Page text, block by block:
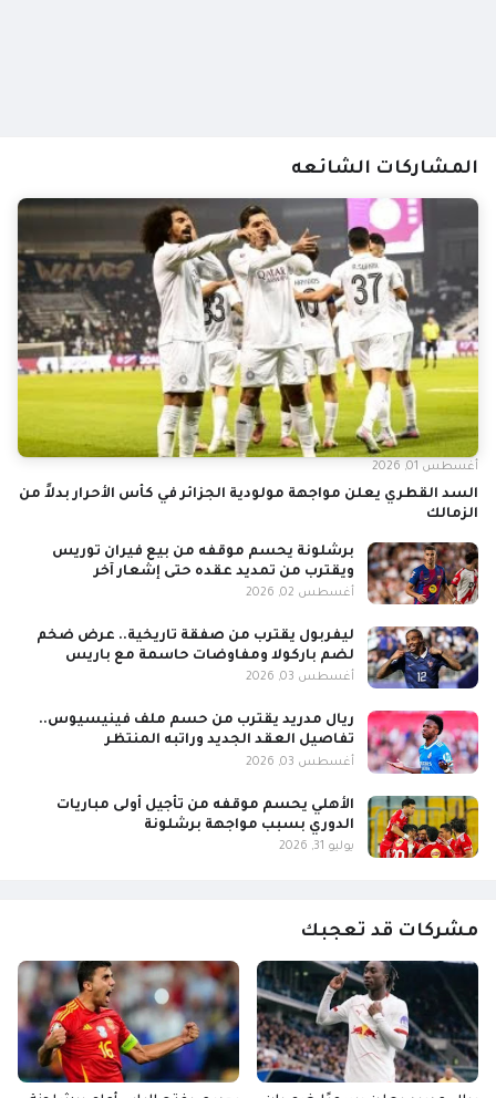
المشاركات الشائعه
السد القطري يعلن مواجهة مولودية الجزائر في كأس الأحرار بدلاً من
الزمالك
أغسطس 01, 2026
برشلونة يحسم موقفه من بيع فيران توريس
ويقترب من تمديد عقده حتى إشعار آخر
أغسطس 02, 2026
ليفربول يقترب من صفقة تاريخية.. عرض ضخم
لضم باركولا ومفاوضات حاسمة مع باريس
أغسطس 03, 2026
ريال مدريد يقترب من حسم ملف فينيسيوس..
تفاصيل العقد الجديد وراتبه المنتظر
أغسطس 03, 2026
الأهلي يحسم موقفه من تأجيل أولى مباريات
الدوري بسبب مواجهة برشلونة
يوليو 31, 2026
مشركات قد تعجبك